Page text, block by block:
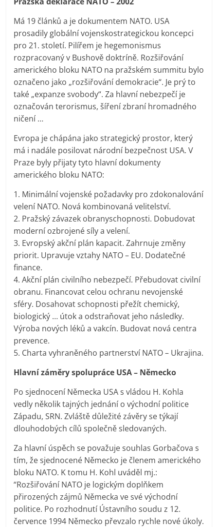
Má 19 článků a je dokumentem NATO. USA
prosadily globální vojenskostrategickou koncepci
pro 21. století. Pilířem je hegemonismus
rozpracovaný v Bushově doktríně. Rozšiřování
amerického bloku NATO na pražském summitu bylo
označeno jako „rozšiřování demokracie“. Je prý to
také „expanze svobody“. Za hlavní nebezpečí je
označován terorismus, šíření zbraní hromadného
ničení …
Evropa je chápána jako strategický prostor, který
má i nadále posilovat národní bezpečnost USA. V
Praze byly přijaty tyto hlavní dokumenty
amerického bloku NATO:
1. Minimální vojenské požadavky pro zdokonalování
velení NATO. Nová kombinovaná velitelství.
2. Pražský závazek obranyschopnosti. Dobudovat
moderní ozbrojené síly a velení.
3. Evropský akční plán kapacit. Zahrnuje změny
priorit. Upravuje vztahy NATO – EU. Dodatečné
finance.
4. Akční plán civilního nebezpečí. Přebudovat civilní
obranu. Financovat celou ochranu nevojenské
sféry. Dosahovat schopnosti přežít chemický,
biologický … útok a odstraňovat jeho následky.
Výroba nových léků a vakcín. Budovat nová centra
prevence.
5. Charta vyhraněného partnerství NATO – Ukrajina.
Hlavní záměry spolupráce USA – Německo
Po sjednocení Německa USA s vládou H. Kohla
vedly několik tajných jednání o východní politice
Západu, SRN. Zvláště důležité závěry se týkají
dlouhodobých cílů společně sledovaných.
Za hlavní úspěch se považuje souhlas Gorbačova s
tím, že sjednocené Německo je členem amerického
bloku NATO. K tomu H. Kohl uváděl mj.:
“Rozšiřování NATO je logickým doplňkem
přirozených zájmů Německa ve své východní
politice. Po rozhodnutí Ústavního soudu z 12.
července 1994 Německo převzalo rychle nové úkoly.